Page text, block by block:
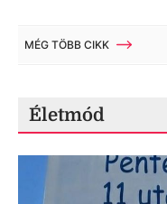
MÉG TÖBB CIKK
Életmód